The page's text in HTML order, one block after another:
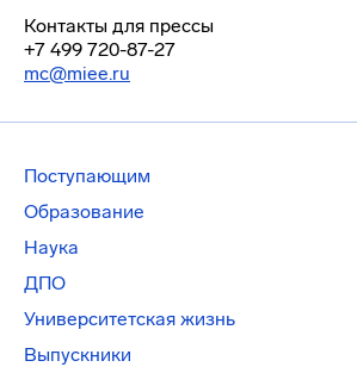
Контакты для прессы
+7 499 720-87-27
mc@miee.ru
Поступающим
Образование
Наука
ДПО
Университетская жизнь
Выпускники